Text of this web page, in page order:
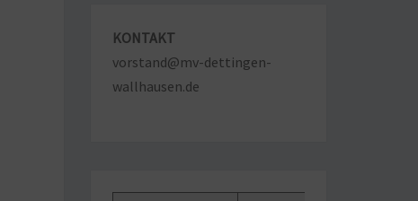
KONTAKT
vorstand@mv-dettingen-
wallhausen.de